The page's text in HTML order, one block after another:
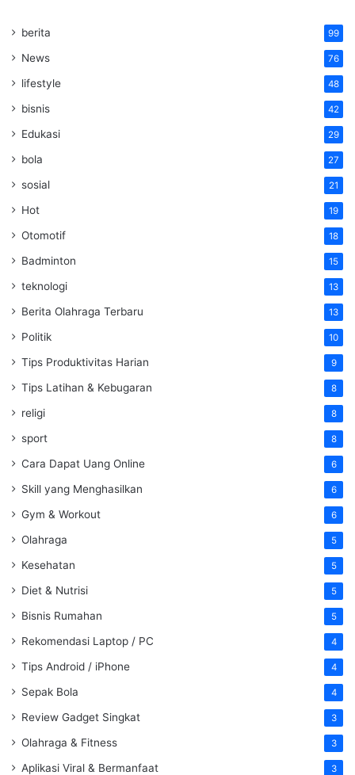
berita 99
News 76
lifestyle 48
bisnis 42
Edukasi 29
bola 27
sosial 21
Hot 19
Otomotif 18
Badminton 15
teknologi 13
Berita Olahraga Terbaru 13
Politik 10
Tips Produktivitas Harian 9
Tips Latihan & Kebugaran 8
religi 8
sport 8
Cara Dapat Uang Online 6
Skill yang Menghasilkan 6
Gym & Workout 6
Olahraga 5
Kesehatan 5
Diet & Nutrisi 5
Bisnis Rumahan 5
Rekomendasi Laptop / PC 4
Tips Android / iPhone 4
Sepak Bola 4
Review Gadget Singkat 3
Olahraga & Fitness 3
Aplikasi Viral & Bermanfaat 3